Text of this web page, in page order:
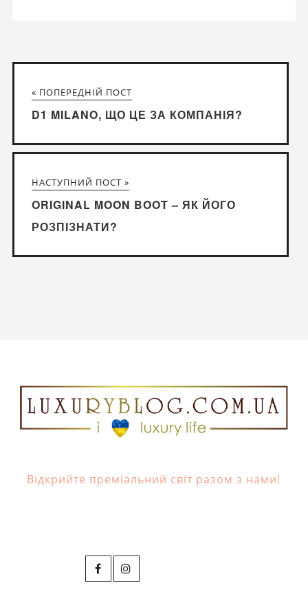
« ПОПЕРЕДНІЙ ПОСТ
D1 MILANO, ЩО ЦЕ ЗА КОМПАНІЯ?
НАСТУПНИЙ ПОСТ »
ORIGINAL MOON BOOT – ЯК ЙОГО
РОЗПІЗНАТИ?
Відкрийте преміальний світ разом з нами!